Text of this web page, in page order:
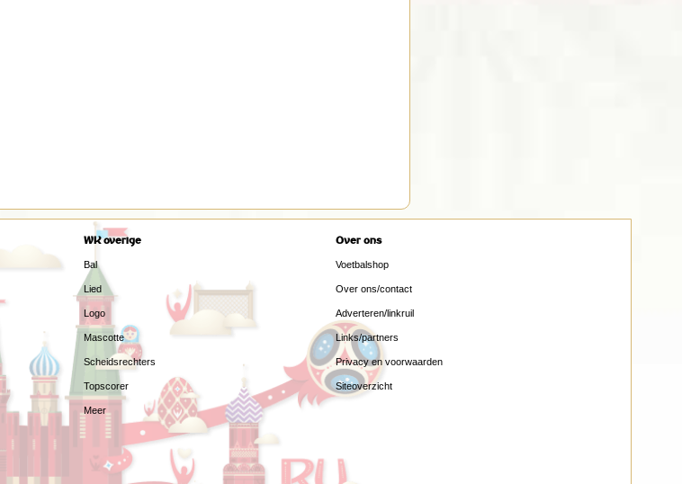
WK overige
Bal
Lied
Logo
Mascotte
Scheidsrechters
Topscorer
Meer
Over ons
Voetbalshop
Over ons/contact
Adverteren/linkruil
Links/partners
Privacy en voorwaarden
Siteoverzicht